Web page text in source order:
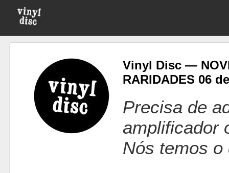
Vinyl Disc —
RARIDADES 06
Precisa de
amplificador
Nós temos o